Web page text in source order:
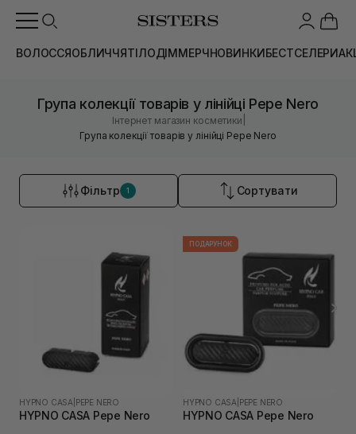
ВОЛОССЯОБЛИЧЧЯТІЛОДІММЕРЧНОВИНКИБЕСТСЕЛЕРИ
Група колекції товарів у лінійці Pepe Nero
Інтернет магазин косметики
Група колекції товарів у лінійці Pepe Nero
Фільтр 1 Сортувати
HYPNO CASA PEPE NERO
HYPNO CASA Pepe Nero
ПОДАРУНОК
HYPNO CASA PEPE NERO
HYPNO CASA Pepe Nero